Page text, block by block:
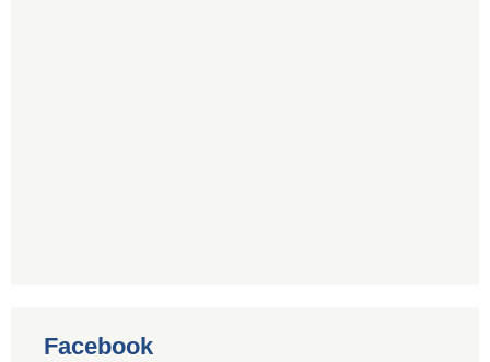
Facebook